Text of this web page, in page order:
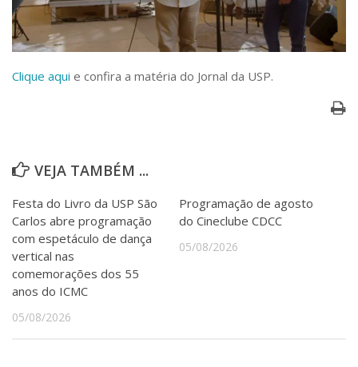
Serviços
Bibliotecas
Segurança, Trânsito e Prevenção
Aplicativos e Sites
Agenda de Eventos
Defesa de Teses
Clique aqui e confira a matéria do Jornal da USP.
VEJA TAMBÉM ...
Festa do Livro da USP São
Carlos abre programação
com espetáculo de dança
vertical nas
comemorações dos 55
anos do ICMC
05/08/2026
Programação de agosto
do Cineclube CDCC
05/08/2026